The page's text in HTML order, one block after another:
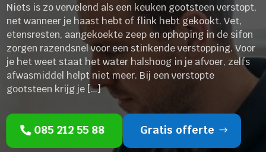
Niets is zo vervelend als een keuken gootsteen verstopt,
net wanneer je haast hebt of flink hebt gekookt. Vet,
etensresten, aangekoekte zeep en ophoping in de sifon
zorgen razendsnel voor een stinkende verstopping. Voor
je het weet staat het water halshoog in je afvoer, zelfs
afwasmiddel helpt niet meer. Bij een verstopte
gootsteen krijg je […]
085 212 55 88 Gratis offerte